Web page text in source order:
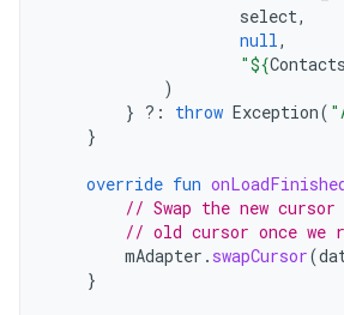
select,
null,
"${Contacts
)
} ?: throw Exception(
}
override fun
// Swap the new
// old cursor once we
mAdapter . swapCursor(
}